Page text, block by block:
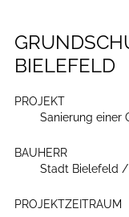
BIELEFELD
PROJEKT
Sanierung einer
BAUHERR
Stadt Bielefeld
PROJEKTZEITRAUM